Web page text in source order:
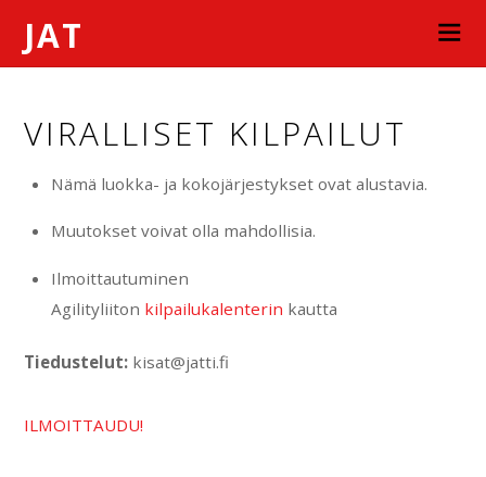
JAT
VIRALLISET KILPAILUT
Nämä luokka- ja kokojärjestykset ovat alustavia.
Muutokset voivat olla mahdollisia.
Ilmoittautuminen
Agilityliiton kilpailukalenterin kautta
Tiedustelut: kisat@jatti.fi
ILMOITTAUDU!